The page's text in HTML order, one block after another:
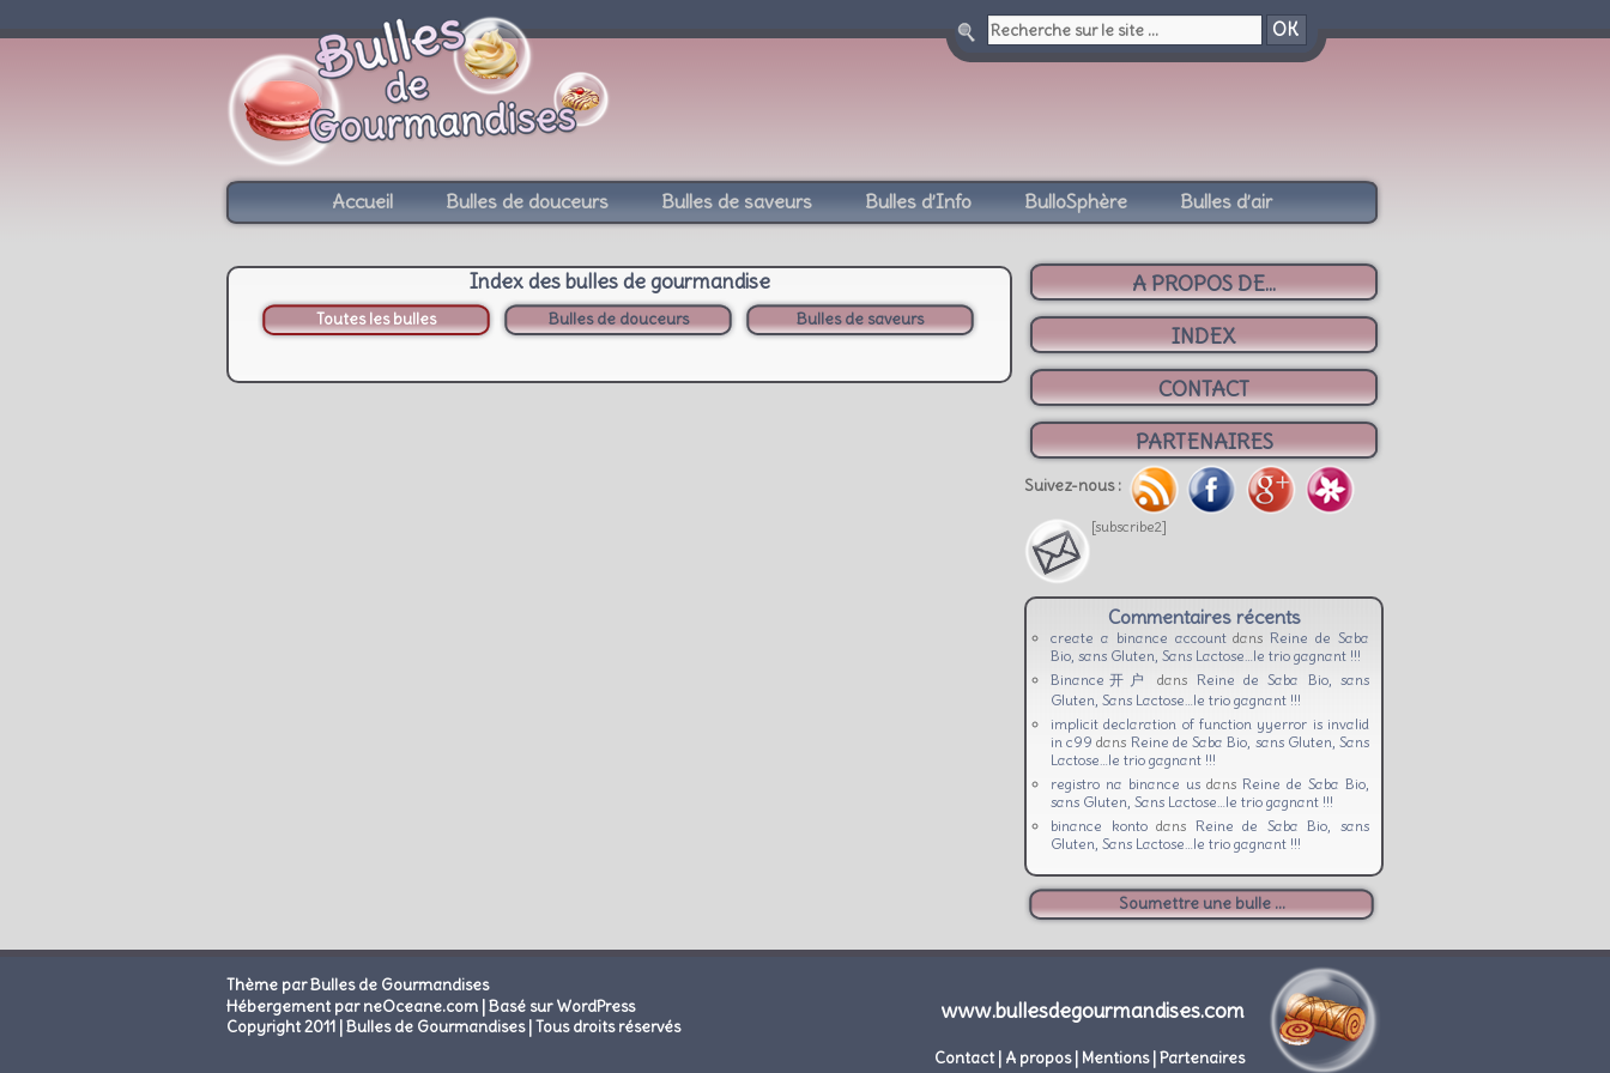
OK
Accueil Bulles de douceurs Bulles de saveurs Bulles d’Info BulloSphère Bulles d’air
Index des bulles de gourmandise
Toutes les bulles Bulles de douceurs Bulles de saveurs
A PROPOS DE...
INDEX
CONTACT
PARTENAIRES
Suivez-nous :
[subscribe2]
Commentaires récents
create a binance accountdansReine de Saba
Bio, sans Gluten, Sans Lactose…le trio gagnant !!!
Binance开户
dans Reine de Saba Bio, sans
Gluten, Sans Lactose…le trio gagnant !!!
implicit declaration of function yyerror is invalid
in c99 dans Reine de Saba Bio, sans Gluten, Sans
Lactose…le trio gagnant !!!
registro na binance us dans Reine de Saba Bio,
sans Gluten, Sans Lactose…le trio gagnant !!!
binance kontodans Reine de Saba Bio, sans
Gluten, Sans Lactose…le trio gagnant !!!
Soumettre une bulle ...
Thème par Bulles de Gourmandises
Hébergement par neOceane.com |Basé sur WordPress
Copyright 2011 | Bulles de Gourmandises | Tous droits réservés
www.bullesdegourmandises.com
Contact| A propos| Mentions|Partenaires